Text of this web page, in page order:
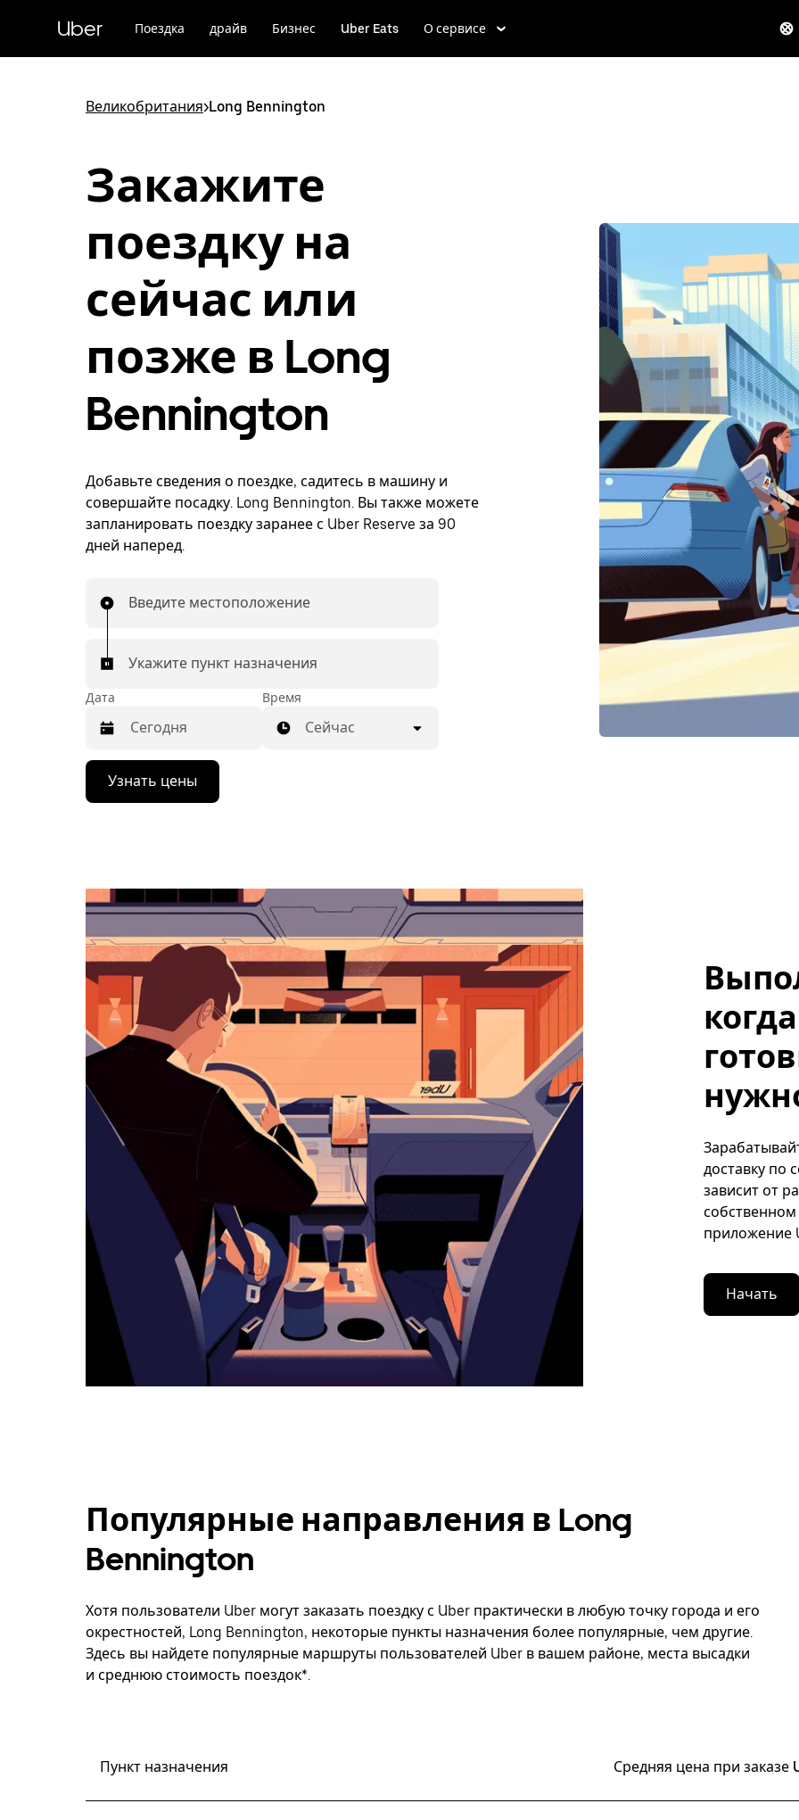
к
Uber Поездка драйв Бизнес Uber Eats О сервисе
Великобритания>Long Bennington
Закажите
поездку на
сейчас или
позже в Long
Bennington
Добавьте сведения о поездке, садитесь в машину и
совершайте посадку. Long Bennington. Вы также можете
запланировать поездку заранее с Uber Reserve за 90
дней наперед.
Введите местоположение
Укажите пункт назначения
Дата
Нажмите
стрелку
вниз,
выбрать
дату.
закрыть
календарь,
нажмите
Esc.
Время
Сейчас
Узнать цены
доставку по
зависит от
приложение
Начать
Популярные направления в Long
Bennington
Хотя пользователи Uber могут заказать поездку с Uber практически в любую точку города и его
окрестностей, Long Bennington, некоторые пункты назначения более популярные, чем другие.
Здесь вы найдете популярные маршруты пользователей Uber в вашем районе, места высадки
и среднюю стоимость поездок*.
Пункт назначения Средняя цена при заказе